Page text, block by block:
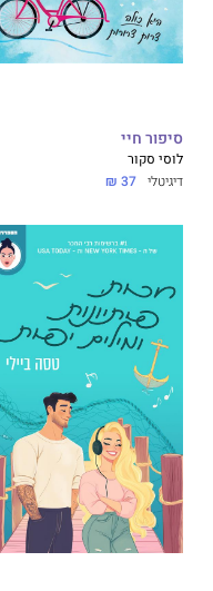
סיפור חיי
לוסי סקור
דיגיטלי 37 ₪